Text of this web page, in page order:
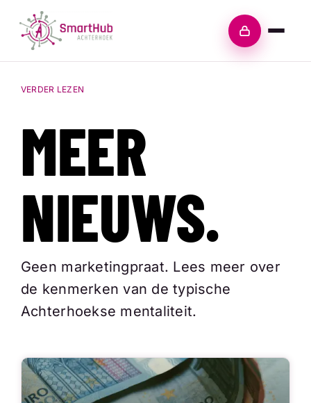
content
Inloggen
VERDER LEZEN
MEER
NIEUWS.
Geen marketingpraat. Lees meer over
de kenmerken van de typische
Achterhoekse mentaliteit.